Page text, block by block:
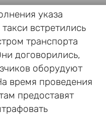
указа
встретились
транспорта
договорились,
оборудуют
время проведения
предоставят